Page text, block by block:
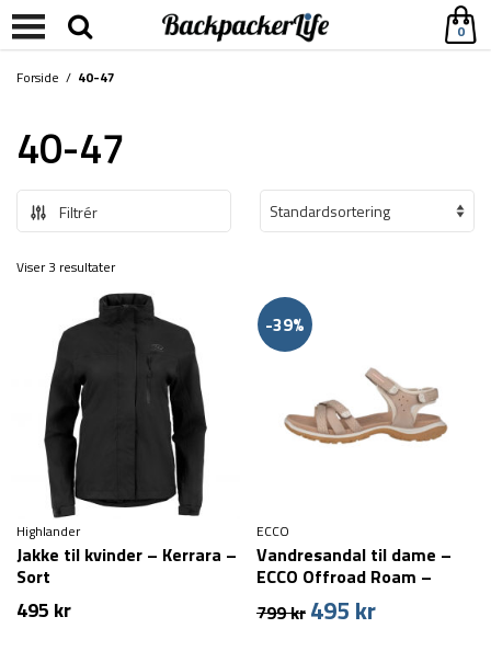
0
Forside / 40-47
40-47
Filtrér
Viser 3 resultater
Highlander
Jakke til kvinder – Kerrara –
Sort
495 kr
-39%
ECCO
Vandresandal til dame –
ECCO Offroad Roam –
799kr Den
495 krDen